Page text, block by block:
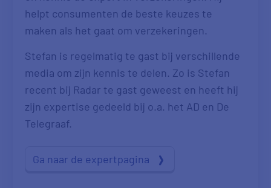
helpt consumenten de beste keuzes te
maken als het gaat om verzekeringen.
Stefan is regelmatig te gast bij verschillende
media om zijn kennis te delen. Zo is Stefan
recent bij Radar te gast geweest en heeft hij
zijn expertise gedeeld bij o.a. het AD en De
Telegraaf.
Ga naar de expertpagina